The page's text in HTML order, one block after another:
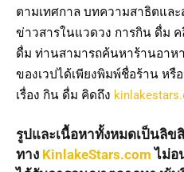
ตามเทศกาล บทความสาธิตแล
ข่าวสารในแวดวง การกิน ดื่ม
ดื่ม ท่านสามารถค้นหาร้านอา
ของเวปได้เพียงพิมพ์ชื่อร้าน หรื
เรื่อง กิน ดื่ม คิดถึง
รูปและเนื้อหาทั้งหมดเป็นลิข
ทาง KinlakeStars.com ไม่อ